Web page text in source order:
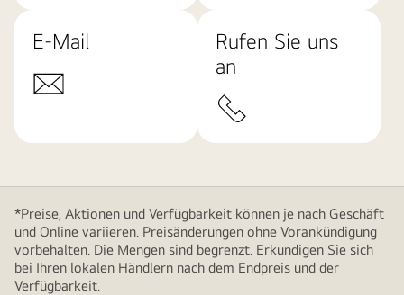
E-Mail
Rufen Sie uns
an
*Preise, Aktionen und Verfügbarkeit können je nach Geschäft
und Online variieren. Preisänderungen ohne Vorankündigung
vorbehalten. Die Mengen sind begrenzt. Erkundigen Sie sich
bei Ihren lokalen Händlern nach dem Endpreis und der
Verfügbarkeit.